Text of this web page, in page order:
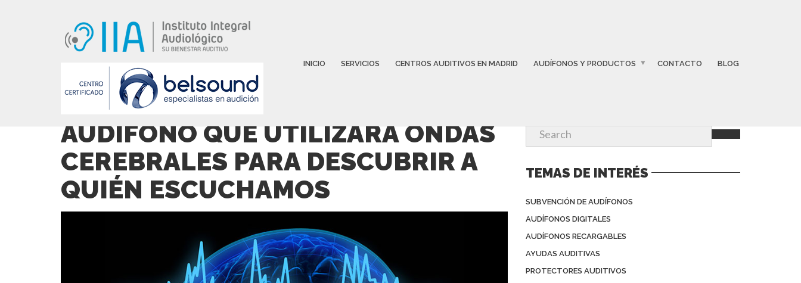
INICIO SERVICIOS CENTROS AUDITIVOS EN MADRID AUDÍFONOS Y PRODUCTOS CONTACTO BLOG
AUDÍFONO QUE UTILIZARÁ ONDAS
CEREBRALES PARA DESCUBRIR A
QUIÉN ESCUCHAMOS
TEMAS DE INTERÉS
SUBVENCIÓN DE AUDÍFONOS
AUDÍFONOS DIGITALES
AUDÍFONOS RECARGABLES
AYUDAS AUDITIVAS
PROTECTORES AUDITIVOS